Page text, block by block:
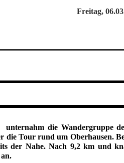
Freitag,
die Wandergruppe
die Tour rund um Oberhausen.
der Nahe. Nach 9,2 km und